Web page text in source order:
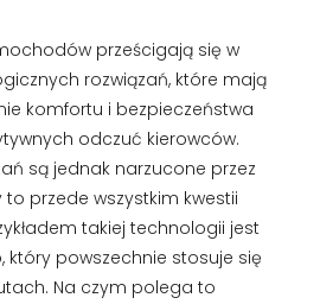
prześcigają się w
rozwiązań, które mają
komfortu i bezpieczeństwa
odczuć kierowców.
są jednak narzucone przez
przede wszystkim kwestii
takiej technologii jest
powszechnie stosuje się
Na czym polega to